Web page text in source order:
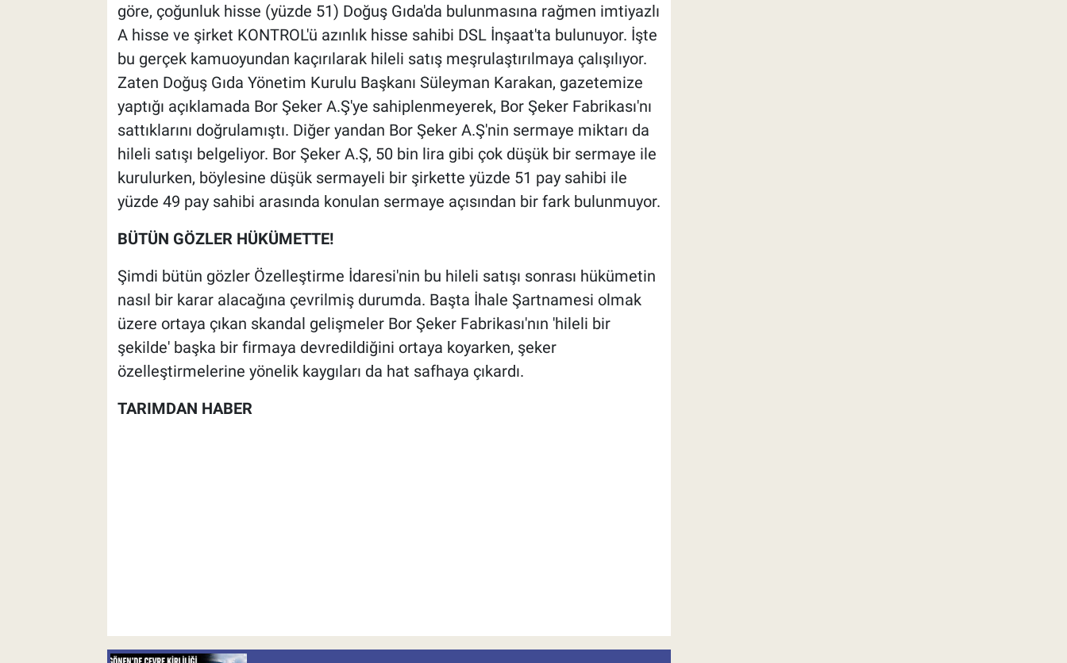
göre, çoğunluk hisse (yüzde 51) Doğuş Gıda'da bulunmasına rağmen imtiyazlı
A hisse ve şirket KONTROL'ü azınlık hisse sahibi DSL İnşaat'ta bulunuyor. İşte
bu gerçek kamuoyundan kaçırılarak hileli satış meşrulaştırılmaya çalışılıyor.
Zaten Doğuş Gıda Yönetim Kurulu Başkanı Süleyman Karakan, gazetemize
yaptığı açıklamada Bor Şeker A.Ş'ye sahiplenmeyerek, Bor Şeker Fabrikası'nı
sattıklarını doğrulamıştı. Diğer yandan Bor Şeker A.Ş'nin sermaye miktarı da
hileli satışı belgeliyor. Bor Şeker A.Ş, 50 bin lira gibi çok düşük bir sermaye ile
kurulurken, böylesine düşük sermayeli bir şirkette yüzde 51 pay sahibi ile
yüzde 49 pay sahibi arasında konulan sermaye açısından bir fark bulunmuyor.
BÜTÜN GÖZLER HÜKÜMETTE!
Şimdi bütün gözler Özelleştirme İdaresi'nin bu hileli satışı sonrası hükümetin
nasıl bir karar alacağına çevrilmiş durumda. Başta İhale Şartnamesi olmak
üzere ortaya çıkan skandal gelişmeler Bor Şeker Fabrikası'nın 'hileli bir
şekilde' başka bir firmaya devredildiğini ortaya koyarken, şeker
özelleştirmelerine yönelik kaygıları da hat safhaya çıkardı.
TARIMDAN HABER